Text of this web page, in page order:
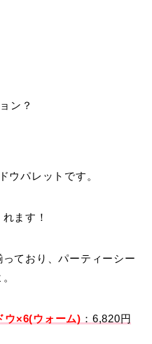
ン？
ウパレットです。
ます！
ており、パーティーシー
ウ×6(ウォーム) ：6,820円